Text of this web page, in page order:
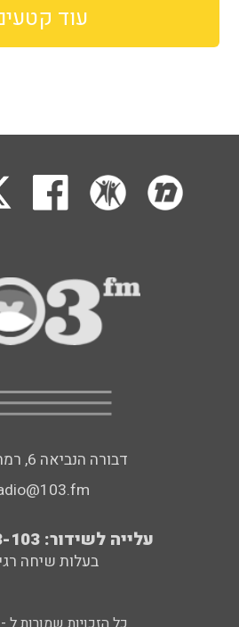
עוד
דבורה הנביאה 6, רמת השרון
עלייה לשידור: 0552-103-103
בעלות שיחה